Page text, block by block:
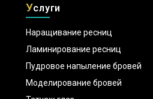
Услуги
Наращивание ресниц
Ламинирование ресниц
Пудровое напыление бровей
Моделирование бровей